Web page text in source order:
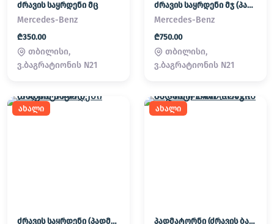
ძრავის საყრდენი მც
Mercedes-Benz
₾350.00
თბილისი,
ვ.ბაგრატიონის N21
ძრავის საყრდენი მჯ (პადმატორნი)
Mercedes-Benz
₾750.00
თბილისი,
ვ.ბაგრატიონის N21
ახალი
ძრავის საყრდენი (პადმატორნი)
ახალი
პადმატორნი (ძრავის ბალიში) LAND ROVER